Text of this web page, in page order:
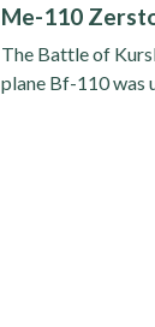
Me-110
The Battle of
plane Bf-110 was